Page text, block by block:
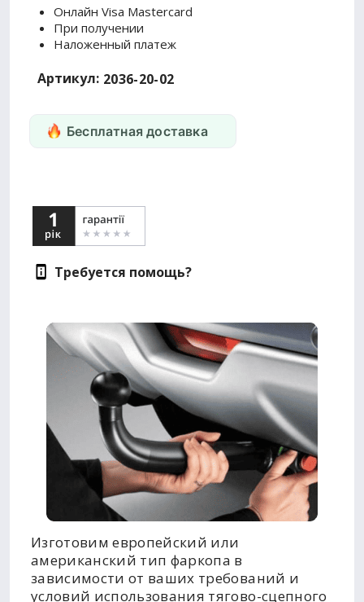
Онлайн Visa Mastercard
При получении
Наложенный платеж
Артикул: 2036-20-02
Бесплатная доставка
Требуется помощь?
Изготовим европейский или
американский тип фаркопа в
зависимости от ваших требований и
условий использования тягово-сцепного